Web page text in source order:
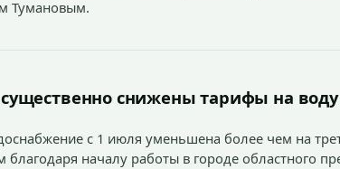
Тумановым.
снижены тарифы на
с 1 июля уменьшена более чем на
началу работы в городе областного